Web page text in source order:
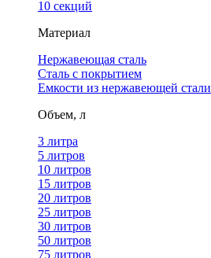
10 секций
Материал
Нержавеющая сталь
Сталь с покрытием
Емкости из нержавеющей стали
Объем, л
3 литра
5 литров
10 литров
15 литров
20 литров
25 литров
30 литров
50 литров
75 литров